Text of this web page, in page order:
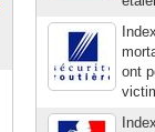
ont